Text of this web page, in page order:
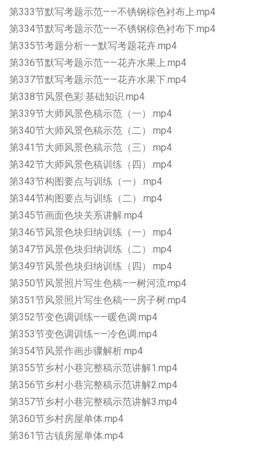
第333节默写考题示范——不锈钢棕色衬布上.mp4
第334节默写考题示范——不锈钢棕色衬布下.mp4
第335节考题分析——默写考题花卉.mp4
第336节默写考题示范——花卉水果上.mp4
第337节默写考题示范——花卉水果下.mp4
第338节风景色彩·基础知识.mp4
第339节大师风景色稿示范（一）.mp4
第340节大师风景色稿示范（二）.mp4
第341节大师风景色稿示范（三）.mp4
第342节大师风景色稿训练（四）.mp4
第343节构图要点与训练（一）.mp4
第344节构图要点与训练（二）.mp4
第345节画面色块关系讲解.mp4
第346节风景色块归纳训练（一）.mp4
第347节风景色块归纳训练（二）.mp4
第349节风景色块归纳训练（四）.mp4
第350节风景照片写生色稿——树河流.mp4
第351节风景照片写生色稿——房子树.mp4
第352节变色调训练——暖色调.mp4
第353节变色调训练——冷色调.mp4
第354节风景作画步骤解析.mp4
第355节乡村小巷完整稿示范讲解1.mp4
第356节乡村小巷完整稿示范讲解2.mp4
第357节乡村小巷完整稿示范讲解3.mp4
第360节乡村房屋单体.mp4
第361节古镇房屋单体.mp4